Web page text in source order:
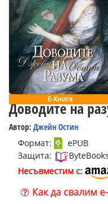
Е-Книга
Доводите на
Автор: Джейн Остин
Формат:
ePUB
Защита:
ByteBooks
Несъвместим с:
Как да свалим